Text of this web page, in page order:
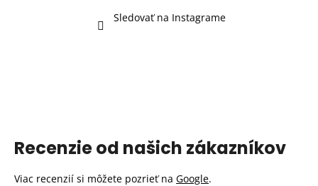
Sledovať na Instagrame
Recenzie od našich zákazníkov
Viac recenzií si môžete pozrieť na Google.